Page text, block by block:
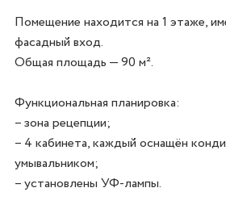
Помещение находится на 1 этаже,
фасадный вход.
Общая площадь — 90 м².
Функциональная планировка:
– зона рецепции;
– 4 кабинета, каждый оснащён
умывальником;
– установлены УФ-лампы.